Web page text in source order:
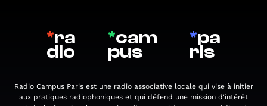
*ra
dio
*cam
pus
*pa
ris
Radio Campus Paris est une radio associative locale qui vise à initier
aux pratiques radiophoniques et qui défend une mission d'intérêt